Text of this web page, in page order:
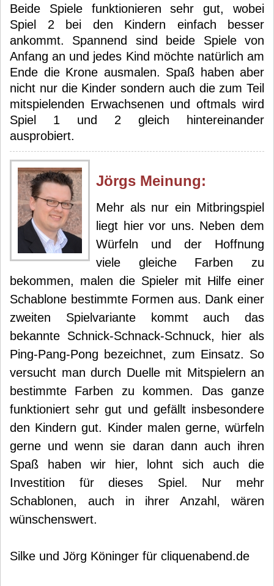
Beide Spiele funktionieren sehr gut, wobei
Spiel 2 bei den Kindern einfach besser
ankommt. Spannend sind beide Spiele von
Anfang an und jedes Kind möchte natürlich am
Ende die Krone ausmalen. Spaß haben aber
nicht nur die Kinder sondern auch die zum Teil
mitspielenden Erwachsenen und oftmals wird
Spiel 1 und 2 gleich hintereinander
ausprobiert.
Jörgs Meinung:
Mehr als nur ein Mitbringspiel
liegt hier vor uns. Neben dem
Würfeln und der Hoffnung
viele gleiche Farben zu
bekommen, malen die Spieler mit Hilfe einer
Schablone bestimmte Formen aus. Dank einer
zweiten Spielvariante kommt auch das
bekannte Schnick-Schnack-Schnuck, hier als
Ping-Pang-Pong bezeichnet, zum Einsatz. So
versucht man durch Duelle mit Mitspielern an
bestimmte Farben zu kommen. Das ganze
funktioniert sehr gut und gefällt insbesondere
den Kindern gut. Kinder malen gerne, würfeln
gerne und wenn sie daran dann auch ihren
Spaß haben wir hier, lohnt sich auch die
Investition für dieses Spiel. Nur mehr
Schablonen, auch in ihrer Anzahl, wären
wünschenswert.
Silke und Jörg Köninger für cliquenabend.de